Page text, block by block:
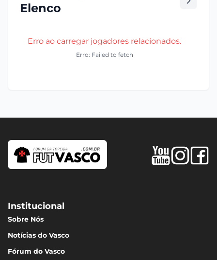
Elenco
Erro ao carregar jogadores relacionados.
Erro: Failed to fetch
Institucional
Sobre Nós
Notícias do Vasco
Fórum do Vasco